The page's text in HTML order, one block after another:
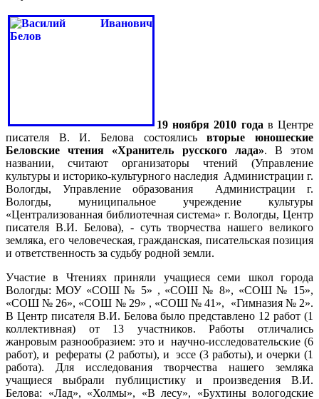
19 ноября 2010 года в Центре
писателя В. И. Белова состоялисьвторые юношеские
Беловские чтения «Хранитель русского лада». В этом
названии, считают организаторы чтений (Управление
культуры и историко-культурного наследия Администрации г.
Вологды, Управление образования Администрации г.
Вологды, муниципальное учреждение культуры
«Централизованная библиотечная система» г. Вологды, Центр
писателя В.И. Белова), - суть творчества нашего великого
земляка, его человеческая, гражданская, писательская позиция
и ответственность за судьбу родной земли.
Участие в Чтениях приняли учащиеся семи школ города
Вологды: МОУ «СОШ № 5» , «СОШ № 8», «СОШ № 15»,
«СОШ № 26», «СОШ № 29» , «СОШ № 41», «Гимназия № 2».
В Центр писателя В.И. Белова было представлено 12 работ (1
коллективная) от 13 участников. Работы отличались
жанровым разнообразием: это и научно-исследовательские (6
работ), и рефераты (2 работы), и эссе (3 работы), и очерки (1
работа). Для исследования творчества нашего земляка
учащиеся выбрали публицистику и произведения В.И.
Белова: «Лад», «Холмы», «В лесу», «Бухтины вологодские